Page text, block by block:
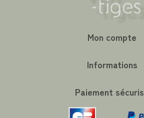
Mon compte
Informations
Paiement